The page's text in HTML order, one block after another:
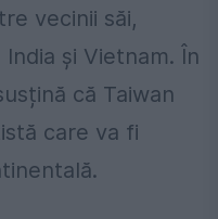
vecinii săi,
și Vietnam. În
că Taiwan
care va fi